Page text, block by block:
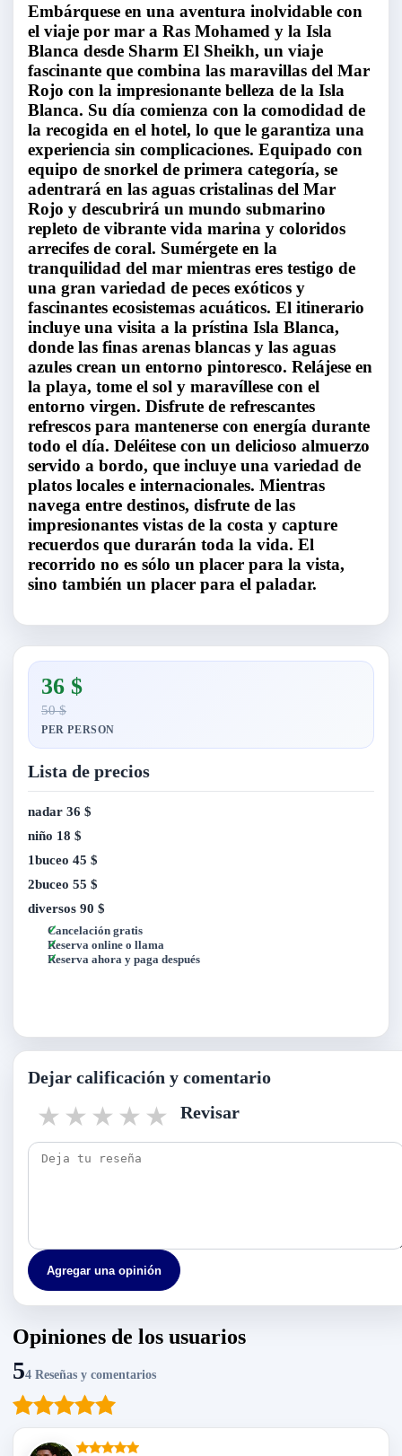
Embárquese en una aventura inolvidable con
el viaje por mar a Ras Mohamed y la Isla
Blanca desde Sharm El Sheikh, un viaje
fascinante que combina las maravillas del Mar
Rojo con la impresionante belleza de la Isla
Blanca. Su día comienza con la comodidad de
la recogida en el hotel, lo que le garantiza una
experiencia sin complicaciones. Equipado con
equipo de snorkel de primera categoría, se
adentrará en las aguas cristalinas del Mar
Rojo y descubrirá un mundo submarino
repleto de vibrante vida marina y coloridos
arrecifes de coral. Sumérgete en la
tranquilidad del mar mientras eres testigo de
una gran variedad de peces exóticos y
fascinantes ecosistemas acuáticos. El itinerario
incluye una visita a la prístina Isla Blanca,
donde las finas arenas blancas y las aguas
azules crean un entorno pintoresco. Relájese en
la playa, tome el sol y maravíllese con el
entorno virgen. Disfrute de refrescantes
refrescos para mantenerse con energía durante
todo el día. Deléitese con un delicioso almuerzo
servido a bordo, que incluye una variedad de
platos locales e internacionales. Mientras
navega entre destinos, disfrute de las
impresionantes vistas de la costa y capture
recuerdos que durarán toda la vida. El
recorrido no es sólo un placer para la vista,
sino también un placer para el paladar.
36 $
50 $
PER PERSON
Lista de precios
nadar 36 $
niño 18 $
1buceo 45 $
2buceo 55 $
diversos 90 $
Cancelación gratis
Reserva online o llama
Reserva ahora y paga después
Dejar calificación y comentario
5 stars
4 stars
3 stars
2 stars
1 star Revisar
Agregar una opinión
Opiniones de los usuarios
54 Reseñas y comentarios